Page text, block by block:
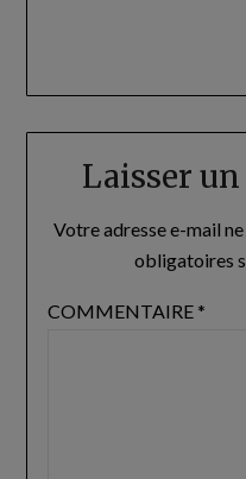
Laisser
Votre adresse e-mail
obligatoires
COMMENTAIRE *